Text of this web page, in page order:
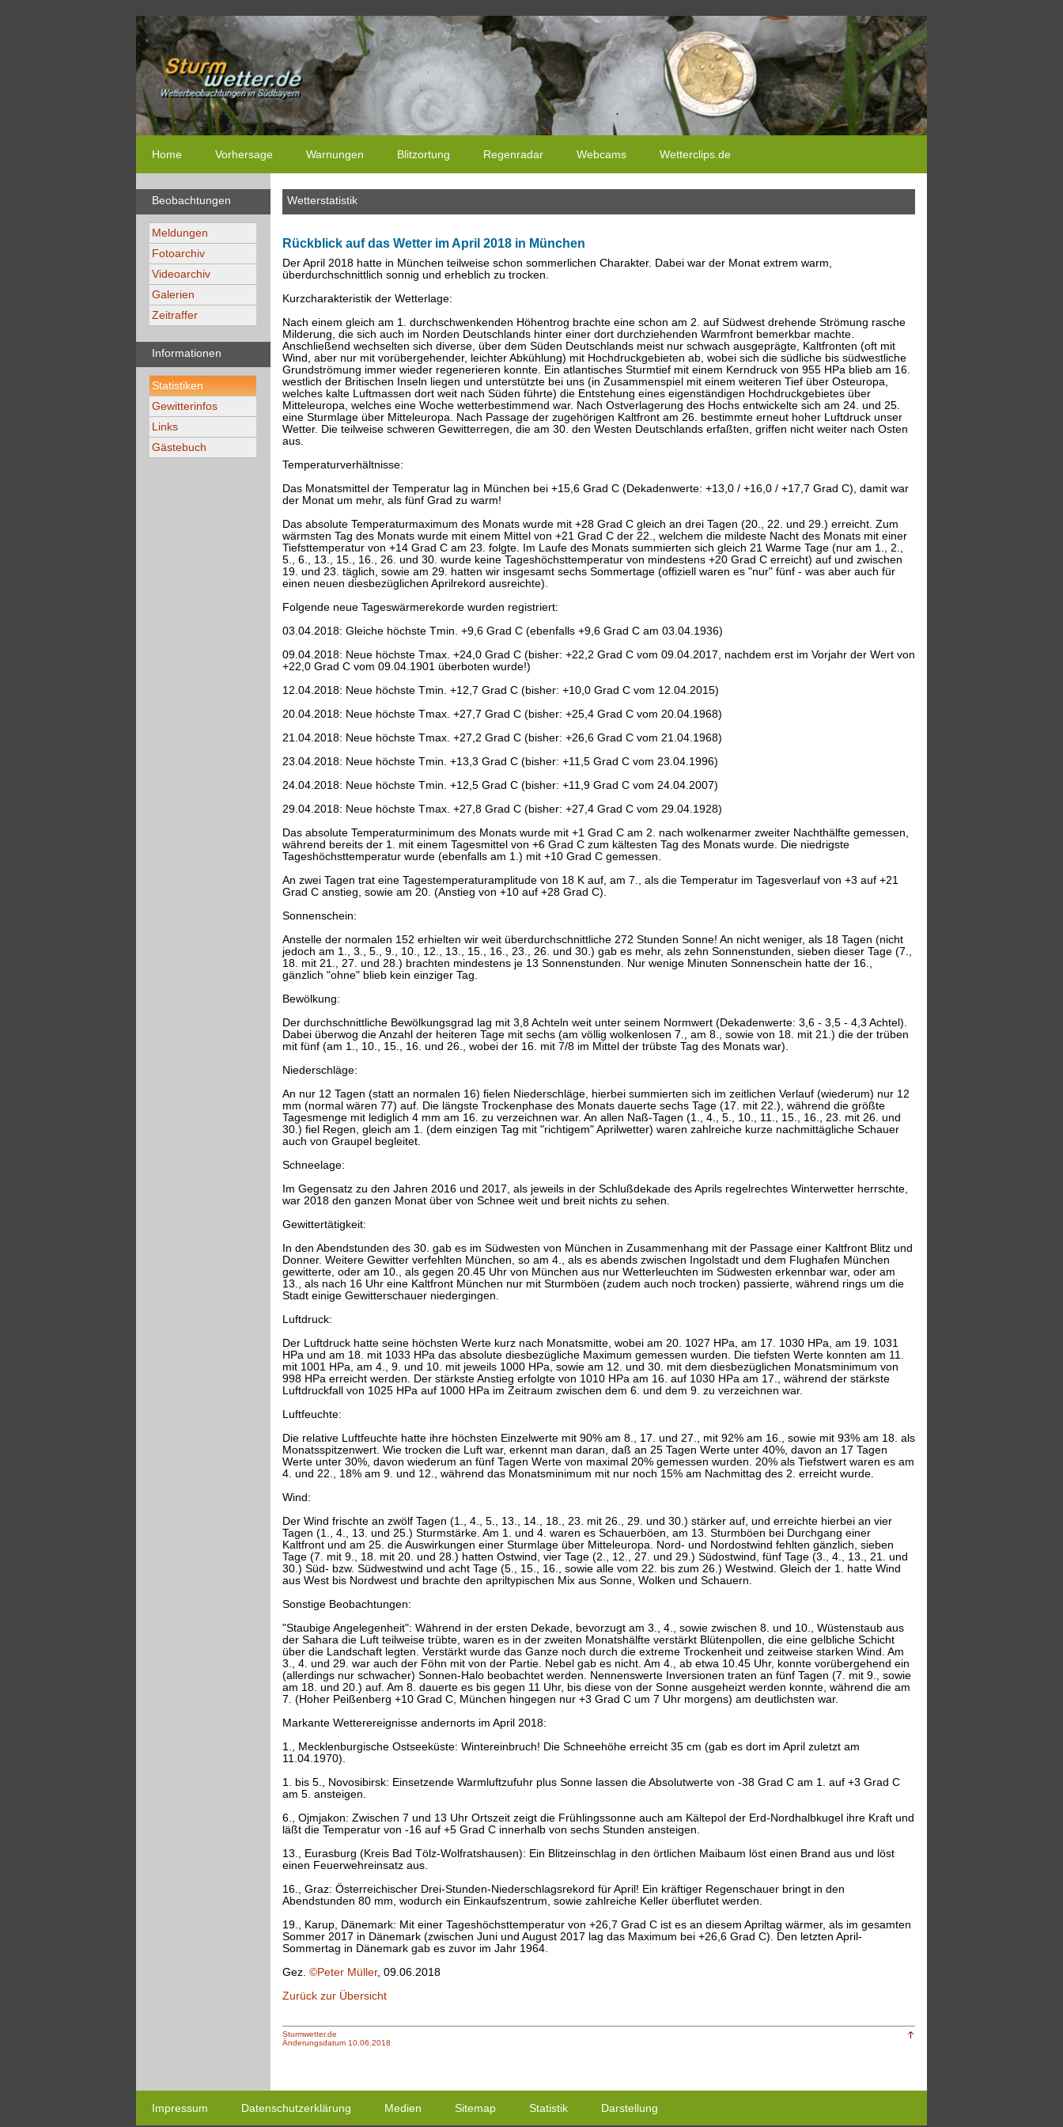
Home Vorhersage Warnungen Blitzortung Regenradar Webcams Wetterclips.de
Beobachtungen
Meldungen
Fotoarchiv
Videoarchiv
Galerien
Zeitraffer
Informationen
Statistiken
Gewitterinfos
Links
Gästebuch
Wetterstatistik
Rückblick auf das Wetter im April 2018 in München
Der April 2018 hatte in München teilweise schon sommerlichen Charakter. Dabei war der Monat extrem warm,
überdurchschnittlich sonnig und erheblich zu trocken.
Kurzcharakteristik der Wetterlage:
Nach einem gleich am 1. durchschwenkenden Höhentrog brachte eine schon am 2. auf Südwest drehende Strömung rasche
Milderung, die sich auch im Norden Deutschlands hinter einer dort durchziehenden Warmfront bemerkbar machte.
Anschließend wechselten sich diverse, über dem Süden Deutschlands meist nur schwach ausgeprägte, Kaltfronten (oft mit
Wind, aber nur mit vorübergehender, leichter Abkühlung) mit Hochdruckgebieten ab, wobei sich die südliche bis südwestliche
Grundströmung immer wieder regenerieren konnte. Ein atlantisches Sturmtief mit einem Kerndruck von 955 HPa blieb am 16.
westlich der Britischen Inseln liegen und unterstützte bei uns (in Zusammenspiel mit einem weiteren Tief über Osteuropa,
welches kalte Luftmassen dort weit nach Süden führte) die Entstehung eines eigenständigen Hochdruckgebietes über
Mitteleuropa, welches eine Woche wetterbestimmend war. Nach Ostverlagerung des Hochs entwickelte sich am 24. und 25.
eine Sturmlage über Mitteleuropa. Nach Passage der zugehörigen Kaltfront am 26. bestimmte erneut hoher Luftdruck unser
Wetter. Die teilweise schweren Gewitterregen, die am 30. den Westen Deutschlands erfaßten, griffen nicht weiter nach Osten
aus.
Temperaturverhältnisse:
Das Monatsmittel der Temperatur lag in München bei +15,6 Grad C (Dekadenwerte: +13,0 / +16,0 / +17,7 Grad C), damit war
der Monat um mehr, als fünf Grad zu warm!
Das absolute Temperaturmaximum des Monats wurde mit +28 Grad C gleich an drei Tagen (20., 22. und 29.) erreicht. Zum
wärmsten Tag des Monats wurde mit einem Mittel von +21 Grad C der 22., welchem die mildeste Nacht des Monats mit einer
Tiefsttemperatur von +14 Grad C am 23. folgte. Im Laufe des Monats summierten sich gleich 21 Warme Tage (nur am 1., 2.,
5., 6., 13., 15., 16., 26. und 30. wurde keine Tageshöchsttemperatur von mindestens +20 Grad C erreicht) auf und zwischen
19. und 23. täglich, sowie am 29. hatten wir insgesamt sechs Sommertage (offiziell waren es "nur" fünf - was aber auch für
einen neuen diesbezüglichen Aprilrekord ausreichte).
Folgende neue Tageswärmerekorde wurden registriert:
03.04.2018: Gleiche höchste Tmin. +9,6 Grad C (ebenfalls +9,6 Grad C am 03.04.1936)
09.04.2018: Neue höchste Tmax. +24,0 Grad C (bisher: +22,2 Grad C vom 09.04.2017, nachdem erst im Vorjahr der Wert von
+22,0 Grad C vom 09.04.1901 überboten wurde!)
12.04.2018: Neue höchste Tmin. +12,7 Grad C (bisher: +10,0 Grad C vom 12.04.2015)
20.04.2018: Neue höchste Tmax. +27,7 Grad C (bisher: +25,4 Grad C vom 20.04.1968)
21.04.2018: Neue höchste Tmax. +27,2 Grad C (bisher: +26,6 Grad C vom 21.04.1968)
23.04.2018: Neue höchste Tmin. +13,3 Grad C (bisher: +11,5 Grad C vom 23.04.1996)
24.04.2018: Neue höchste Tmin. +12,5 Grad C (bisher: +11,9 Grad C vom 24.04.2007)
29.04.2018: Neue höchste Tmax. +27,8 Grad C (bisher: +27,4 Grad C vom 29.04.1928)
Das absolute Temperaturminimum des Monats wurde mit +1 Grad C am 2. nach wolkenarmer zweiter Nachthälfte gemessen,
während bereits der 1. mit einem Tagesmittel von +6 Grad C zum kältesten Tag des Monats wurde. Die niedrigste
Tageshöchsttemperatur wurde (ebenfalls am 1.) mit +10 Grad C gemessen.
An zwei Tagen trat eine Tagestemperaturamplitude von 18 K auf, am 7., als die Temperatur im Tagesverlauf von +3 auf +21
Grad C anstieg, sowie am 20. (Anstieg von +10 auf +28 Grad C).
Sonnenschein:
Anstelle der normalen 152 erhielten wir weit überdurchschnittliche 272 Stunden Sonne! An nicht weniger, als 18 Tagen (nicht
jedoch am 1., 3., 5., 9., 10., 12., 13., 15., 16., 23., 26. und 30.) gab es mehr, als zehn Sonnenstunden, sieben dieser Tage (7.,
18. mit 21., 27. und 28.) brachten mindestens je 13 Sonnenstunden. Nur wenige Minuten Sonnenschein hatte der 16.,
gänzlich "ohne" blieb kein einziger Tag.
Bewölkung:
Der durchschnittliche Bewölkungsgrad lag mit 3,8 Achteln weit unter seinem Normwert (Dekadenwerte: 3,6 - 3,5 - 4,3 Achtel).
Dabei überwog die Anzahl der heiteren Tage mit sechs (am völlig wolkenlosen 7., am 8., sowie von 18. mit 21.) die der trüben
mit fünf (am 1., 10., 15., 16. und 26., wobei der 16. mit 7/8 im Mittel der trübste Tag des Monats war).
Niederschläge:
An nur 12 Tagen (statt an normalen 16) fielen Niederschläge, hierbei summierten sich im zeitlichen Verlauf (wiederum) nur 12
mm (normal wären 77) auf. Die längste Trockenphase des Monats dauerte sechs Tage (17. mit 22.), während die größte
Tagesmenge mit lediglich 4 mm am 16. zu verzeichnen war. An allen Naß-Tagen (1., 4., 5., 10., 11., 15., 16., 23. mit 26. und
30.) fiel Regen, gleich am 1. (dem einzigen Tag mit "richtigem" Aprilwetter) waren zahlreiche kurze nachmittägliche Schauer
auch von Graupel begleitet.
Schneelage:
Im Gegensatz zu den Jahren 2016 und 2017, als jeweils in der Schlußdekade des Aprils regelrechtes Winterwetter herrschte,
war 2018 den ganzen Monat über von Schnee weit und breit nichts zu sehen.
Gewittertätigkeit:
In den Abendstunden des 30. gab es im Südwesten von München in Zusammenhang mit der Passage einer Kaltfront Blitz und
Donner. Weitere Gewitter verfehlten München, so am 4., als es abends zwischen Ingolstadt und dem Flughafen München
gewitterte, oder am 10., als gegen 20.45 Uhr von München aus nur Wetterleuchten im Südwesten erkennbar war, oder am
13., als nach 16 Uhr eine Kaltfront München nur mit Sturmböen (zudem auch noch trocken) passierte, während rings um die
Stadt einige Gewitterschauer niedergingen.
Luftdruck:
Der Luftdruck hatte seine höchsten Werte kurz nach Monatsmitte, wobei am 20. 1027 HPa, am 17. 1030 HPa, am 19. 1031
HPa und am 18. mit 1033 HPa das absolute diesbezügliche Maximum gemessen wurden. Die tiefsten Werte konnten am 11.
mit 1001 HPa, am 4., 9. und 10. mit jeweils 1000 HPa, sowie am 12. und 30. mit dem diesbezüglichen Monatsminimum von
998 HPa erreicht werden. Der stärkste Anstieg erfolgte von 1010 HPa am 16. auf 1030 HPa am 17., während der stärkste
Luftdruckfall von 1025 HPa auf 1000 HPa im Zeitraum zwischen dem 6. und dem 9. zu verzeichnen war.
Luftfeuchte:
Die relative Luftfeuchte hatte ihre höchsten Einzelwerte mit 90% am 8., 17. und 27., mit 92% am 16., sowie mit 93% am 18. als
Monatsspitzenwert. Wie trocken die Luft war, erkennt man daran, daß an 25 Tagen Werte unter 40%, davon an 17 Tagen
Werte unter 30%, davon wiederum an fünf Tagen Werte von maximal 20% gemessen wurden. 20% als Tiefstwert waren es am
4. und 22., 18% am 9. und 12., während das Monatsminimum mit nur noch 15% am Nachmittag des 2. erreicht wurde.
Wind:
Der Wind frischte an zwölf Tagen (1., 4., 5., 13., 14., 18., 23. mit 26., 29. und 30.) stärker auf, und erreichte hierbei an vier
Tagen (1., 4., 13. und 25.) Sturmstärke. Am 1. und 4. waren es Schauerböen, am 13. Sturmböen bei Durchgang einer
Kaltfront und am 25. die Auswirkungen einer Sturmlage über Mitteleuropa. Nord- und Nordostwind fehlten gänzlich, sieben
Tage (7. mit 9., 18. mit 20. und 28.) hatten Ostwind, vier Tage (2., 12., 27. und 29.) Südostwind, fünf Tage (3., 4., 13., 21. und
30.) Süd- bzw. Südwestwind und acht Tage (5., 15., 16., sowie alle vom 22. bis zum 26.) Westwind. Gleich der 1. hatte Wind
aus West bis Nordwest und brachte den apriltypischen Mix aus Sonne, Wolken und Schauern.
Sonstige Beobachtungen:
"Staubige Angelegenheit": Während in der ersten Dekade, bevorzugt am 3., 4., sowie zwischen 8. und 10., Wüstenstaub aus
der Sahara die Luft teilweise trübte, waren es in der zweiten Monatshälfte verstärkt Blütenpollen, die eine gelbliche Schicht
über die Landschaft legten. Verstärkt wurde das Ganze noch durch die extreme Trockenheit und zeitweise starken Wind. Am
3., 4. und 29. war auch der Föhn mit von der Partie. Nebel gab es nicht. Am 4., ab etwa 10.45 Uhr, konnte vorübergehend ein
(allerdings nur schwacher) Sonnen-Halo beobachtet werden. Nennenswerte Inversionen traten an fünf Tagen (7. mit 9., sowie
am 18. und 20.) auf. Am 8. dauerte es bis gegen 11 Uhr, bis diese von der Sonne ausgeheizt werden konnte, während die am
7. (Hoher Peißenberg +10 Grad C, München hingegen nur +3 Grad C um 7 Uhr morgens) am deutlichsten war.
Markante Wetterereignisse andernorts im April 2018:
1., Mecklenburgische Ostseeküste: Wintereinbruch! Die Schneehöhe erreicht 35 cm (gab es dort im April zuletzt am
11.04.1970).
1. bis 5., Novosibirsk: Einsetzende Warmluftzufuhr plus Sonne lassen die Absolutwerte von -38 Grad C am 1. auf +3 Grad C
am 5. ansteigen.
6., Ojmjakon: Zwischen 7 und 13 Uhr Ortszeit zeigt die Frühlingssonne auch am Kältepol der Erd-Nordhalbkugel ihre Kraft und
läßt die Temperatur von -16 auf +5 Grad C innerhalb von sechs Stunden ansteigen.
13., Eurasburg (Kreis Bad Tölz-Wolfratshausen): Ein Blitzeinschlag in den örtlichen Maibaum löst einen Brand aus und löst
einen Feuerwehreinsatz aus.
16., Graz: Österreichischer Drei-Stunden-Niederschlagsrekord für April! Ein kräftiger Regenschauer bringt in den
Abendstunden 80 mm, wodurch ein Einkaufszentrum, sowie zahlreiche Keller überflutet werden.
19., Karup, Dänemark: Mit einer Tageshöchsttemperatur von +26,7 Grad C ist es an diesem Apriltag wärmer, als im gesamten
Sommer 2017 in Dänemark (zwischen Juni und August 2017 lag das Maximum bei +26,6 Grad C). Den letzten April-
Sommertag in Dänemark gab es zuvor im Jahr 1964.
Gez. ©Peter Müller, 09.06.2018
Zurück zur Übersicht
Sturmwetter.de
Änderungsdatum 10.06.2018
Impressum Datenschutzerklärung Medien Sitemap Statistik Darstellung